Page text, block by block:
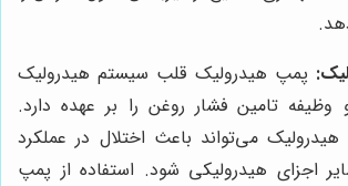
پمپ هیدرولیک قلب سیستم هیدرولیک
تامین فشار روغن را بر عهده دارد.
می‌تواند باعث اختلال در عملکرد
اجزای هیدرولیکی شود. استفاده از پمپ